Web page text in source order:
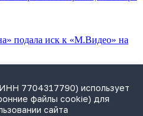
подала иск к «М.Видео» на
на систему управления
«Яндекса»
7704317790) использует
файлы cookie) для
сайта